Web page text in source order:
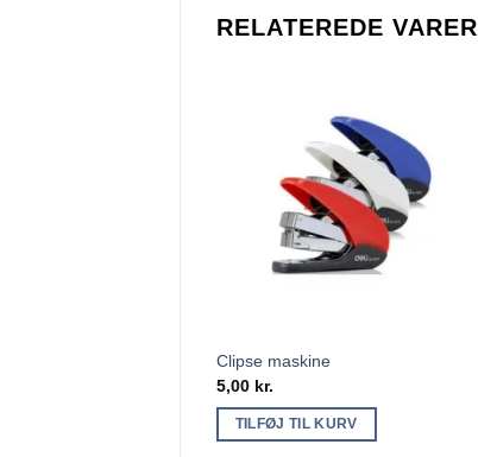
RELATEREDE VARER
Clipse maskine
5,00 kr.
TILFØJ TIL KURV